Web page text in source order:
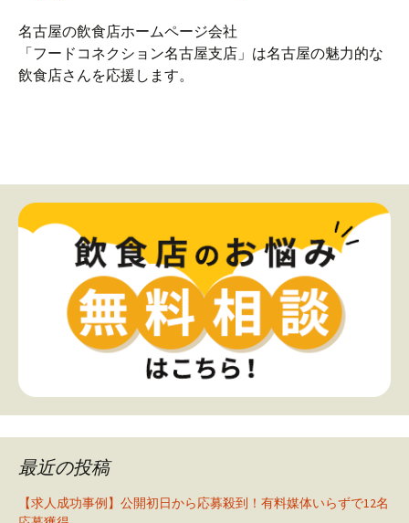
名古屋の飲食店ホームページ会社
「フードコネクション名古屋支店」は名古屋の魅力的な
飲食店さんを応援します。
最近の投稿
【求人成功事例】公開初日から応募殺到！有料媒体いらずで12名